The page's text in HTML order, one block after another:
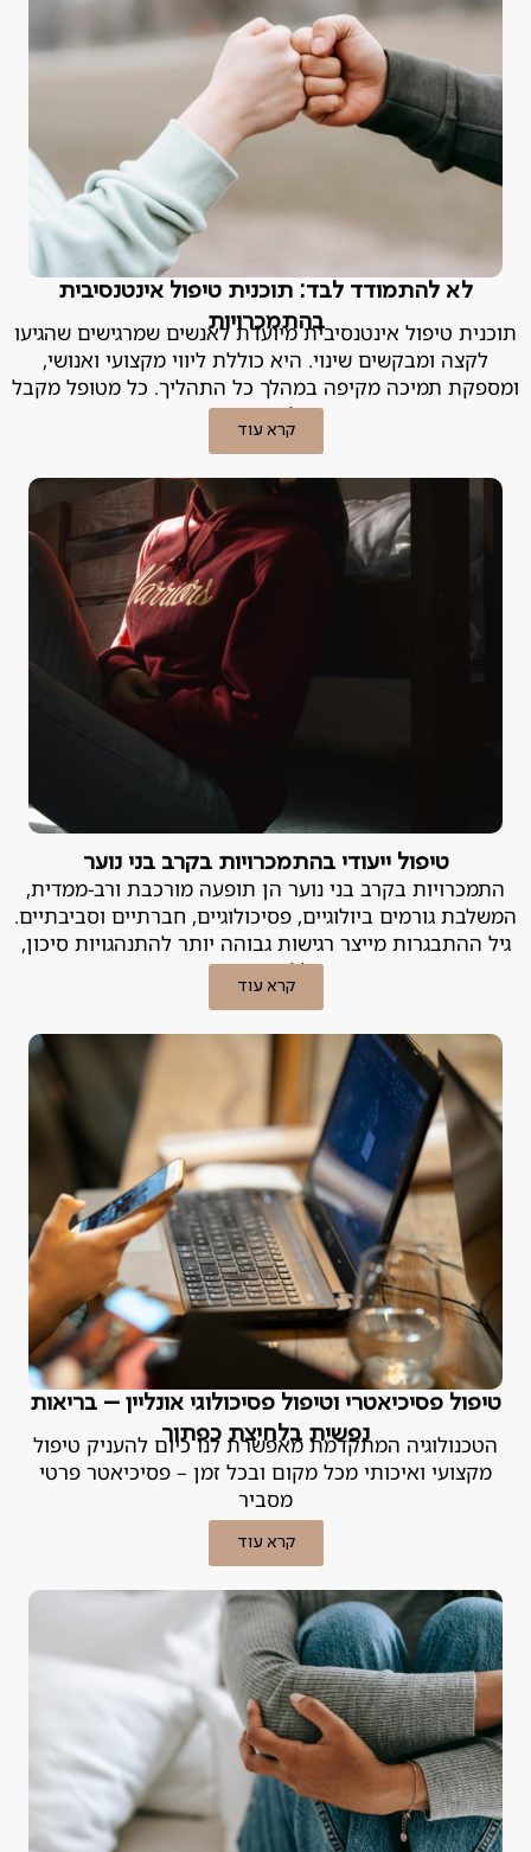
לא להתמודד לבד: תוכנית טיפול אינטנסיבית
בהתמכרויות
תוכנית טיפול אינטנסיבית מיועדת לאנשים שמרגישים שהגיעו
לקצה ומבקשים שינוי. היא כוללת ליווי מקצועי ואנושי,
ומספקת תמיכה מקיפה במהלך כל התהליך. כל מטופל מקבל
מעטפת טיפולית מותאמת אישית.
קרא עוד
טיפול ייעודי בהתמכרויות בקרב בני נוער
התמכרויות בקרב בני נוער הן תופעה מורכבת ורב-ממדית,
המשלבת גורמים ביולוגיים, פסיכולוגיים, חברתיים וסביבתיים.
גיל ההתבגרות מייצר רגישות גבוהה יותר להתנהגויות סיכון,
ובכללן התמכרות.
קרא עוד
טיפול פסיכיאטרי וטיפול פסיכולוגי אונליין – בריאות
נפשית בלחיצת כפתור
הטכנולוגיה המתקדמת מאפשרת לנו כיום להעניק טיפול
מקצועי ואיכותי מכל מקום ובכל זמן – פסיכיאטר פרטי
מסביר
קרא עוד